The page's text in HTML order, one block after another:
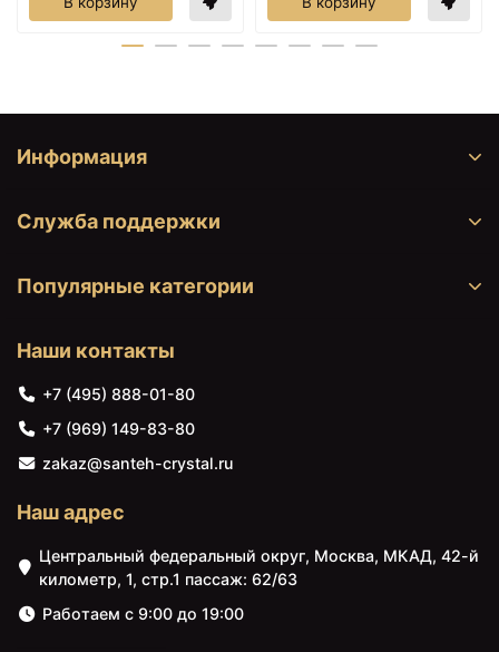
Информация
Служба поддержки
Популярные категории
Наши контакты
+7 (495) 888-01-80
+7 (969) 149-83-80
zakaz@santeh-crystal.ru
Наш адрес
Центральный федеральный округ, Москва, МКАД, 42-й
километр, 1, стр.1 пассаж: 62/63
Работаем с 9:00 до 19:00